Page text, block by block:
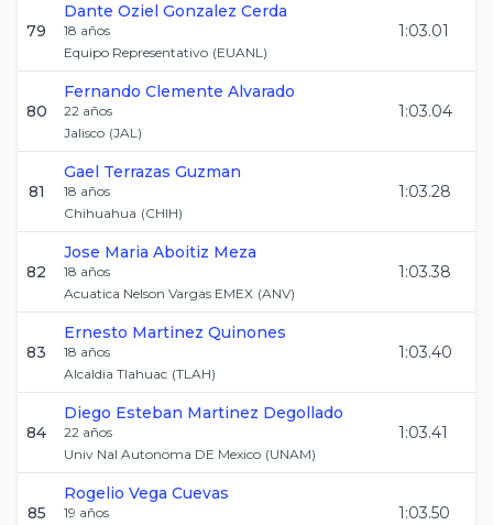
79
Dante Oziel Gonzalez Cerda
18 años
Equipo Representativo (EUANL)
1:03.01
80
Fernando Clemente Alvarado
22 años
Jalisco (JAL)
1:03.04
81
Gael Terrazas Guzman
18 años
Chihuahua (CHIH)
1:03.28
82
Jose Maria Aboitiz Meza
18 años
Acuatica Nelson Vargas EMEX (ANV)
1:03.38
83
Ernesto Martinez Quinones
18 años
Alcaldia Tlahuac (TLAH)
1:03.40
84
Diego Esteban Martinez Degollado
22 años
Univ Nal Autonoma DE Mexico (UNAM)
1:03.41
85
Rogelio Vega Cuevas
19 años
1:03.50